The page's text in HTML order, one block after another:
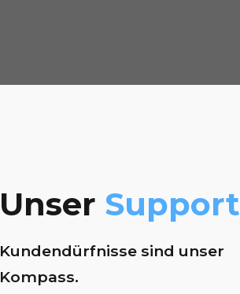
Unser Support
Kundendürfnisse sind unser
Kompass.